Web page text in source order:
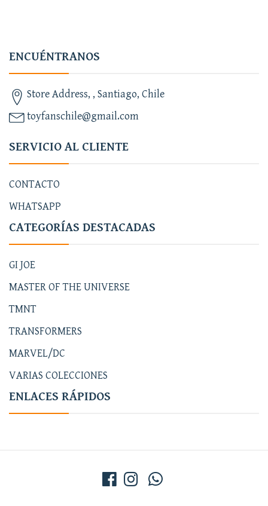
ENCUÉNTRANOS
Store Address, , Santiago, Chile
toyfanschile@gmail.com
SERVICIO AL CLIENTE
CONTACTO
WHATSAPP
CATEGORÍAS DESTACADAS
GI JOE
MASTER OF THE UNIVERSE
TMNT
TRANSFORMERS
MARVEL/DC
VARIAS COLECCIONES
ENLACES RÁPIDOS